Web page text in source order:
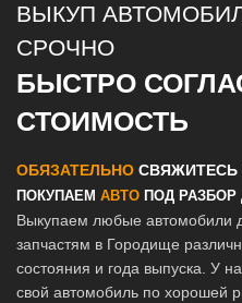
ВЫКУП
СРОЧНО
БЫСТРО
СТОИМОСТЬ
ОБЯЗАТЕЛЬНО СВЯЖИТЕСЬ
ПОКУПАЕМ АВТО ПОД
Выкупаем любые автомобили
запчастям в Городище
состояния и года выпуска. У
свой автомобиль по хорошей